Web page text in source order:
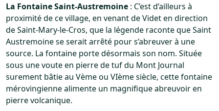
La Fontaine Saint-Austremoine : C’est d’ailleurs à
proximité de ce village, en venant de Videt en direction
de Saint-Mary-le-Cros, que la légende raconte que Saint
Austremoine se serait arrêté pour s’abreuver à une
source. La fontaine porte désormais son nom. Située
sous une voute en pierre de tuf du Mont Journal
surement bâtie au Vème ou VIème siècle, cette fontaine
mérovingienne alimente un magnifique abreuvoir en
pierre volcanique.